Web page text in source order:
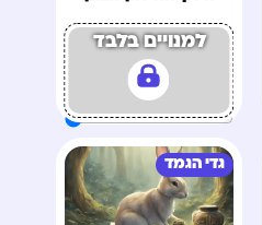
למנויים בלבד
גדי הגמד